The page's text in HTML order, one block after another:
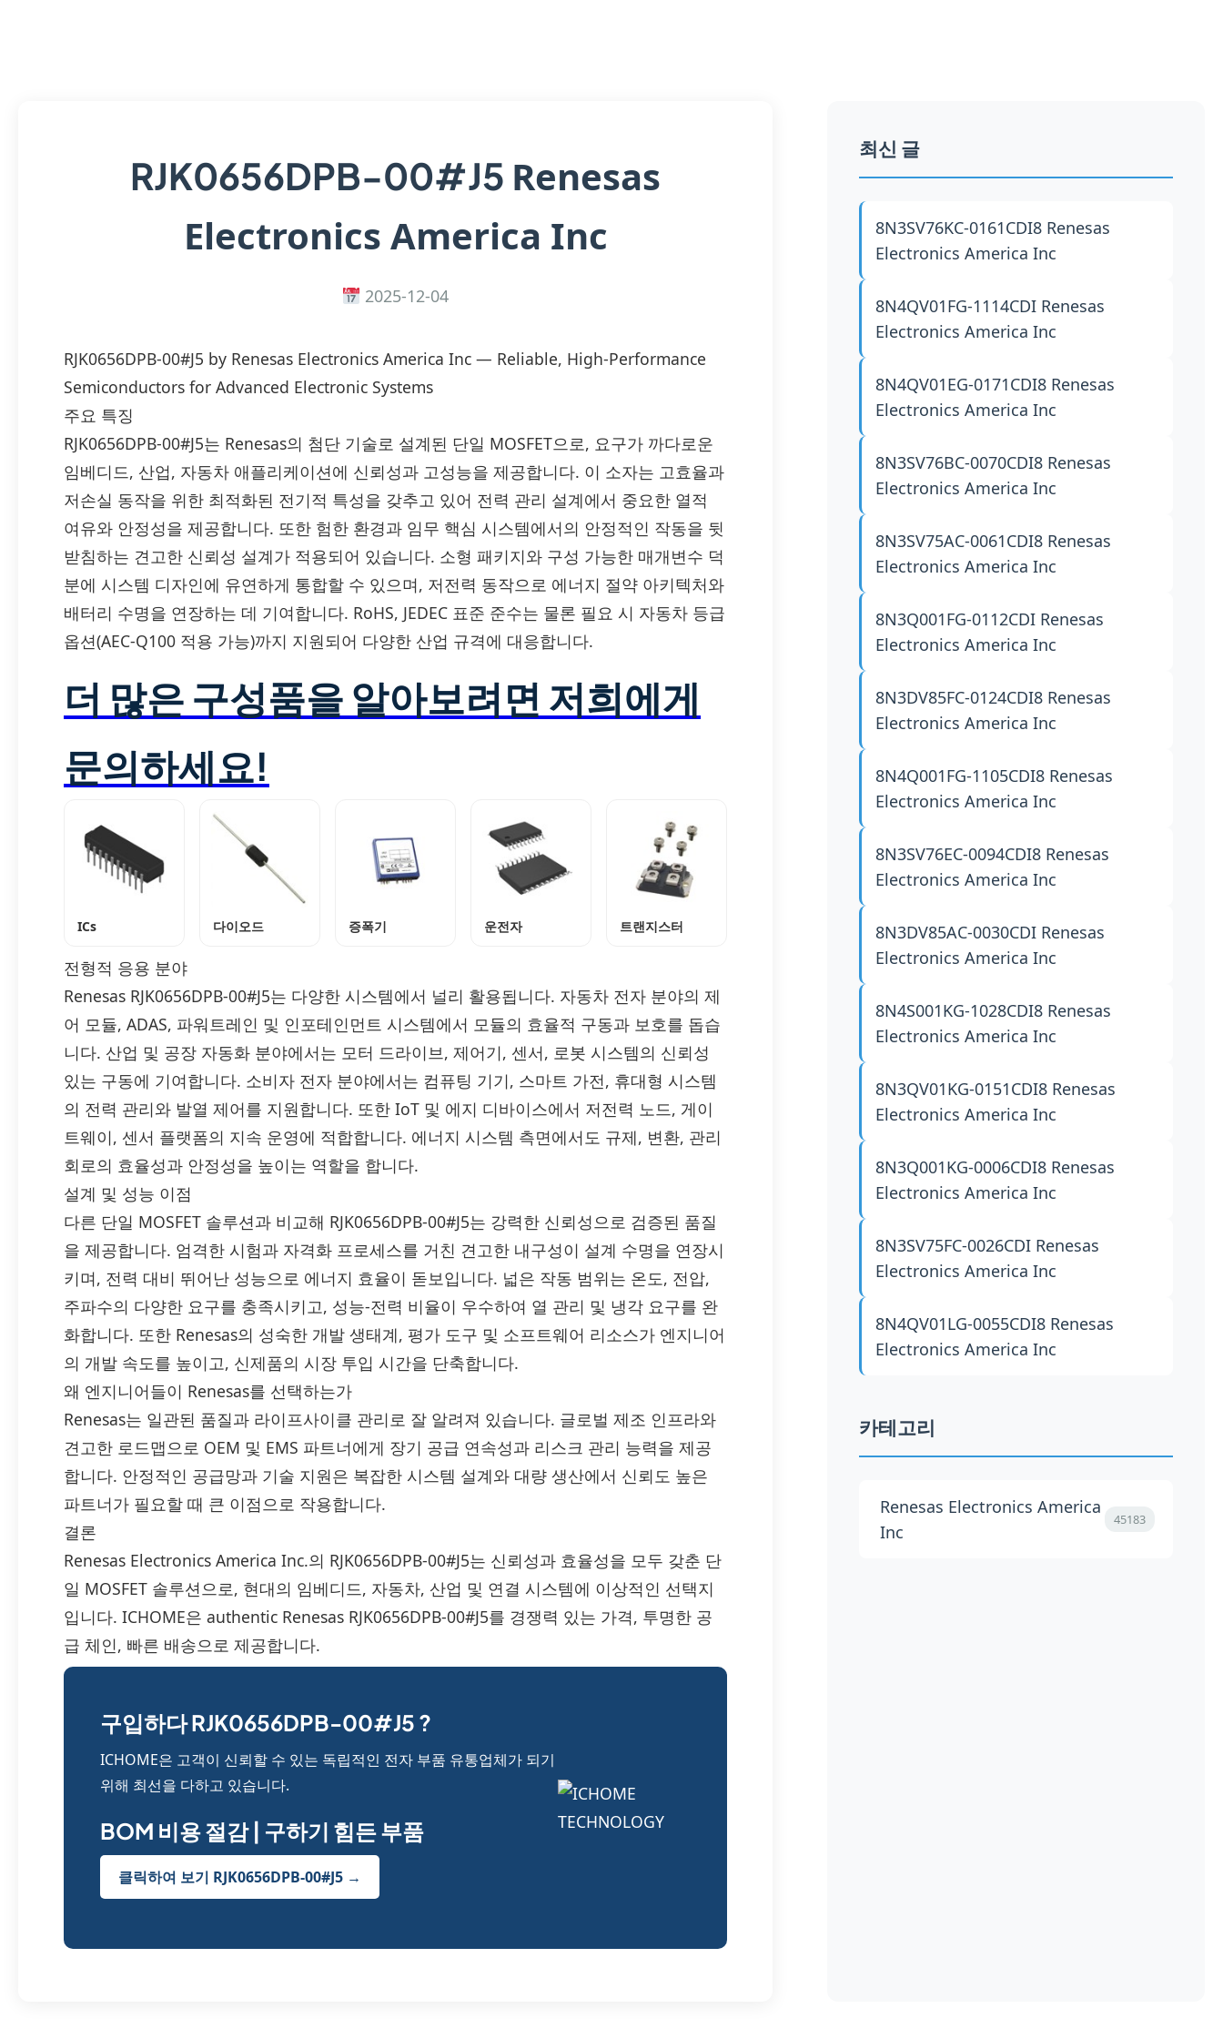
RJK0656DPB-00#J5 Renesas
Electronics America Inc
2025-12-04
RJK0656DPB-00#J5 by Renesas Electronics America Inc — Reliable, High-Performance
Semiconductors for Advanced Electronic Systems
주요 특징
RJK0656DPB-00#J5는 Renesas의 첨단 기술로 설계된 단일 MOSFET으로, 요구가 까다로운
임베디드, 산업, 자동차 애플리케이션에 신뢰성과 고성능을 제공합니다. 이 소자는 고효율과
저손실 동작을 위한 최적화된 전기적 특성을 갖추고 있어 전력 관리 설계에서 중요한 열적
여유와 안정성을 제공합니다. 또한 험한 환경과 임무 핵심 시스템에서의 안정적인 작동을 뒷
받침하는 견고한 신뢰성 설계가 적용되어 있습니다. 소형 패키지와 구성 가능한 매개변수 덕
분에 시스템 디자인에 유연하게 통합할 수 있으며, 저전력 동작으로 에너지 절약 아키텍처와
배터리 수명을 연장하는 데 기여합니다. RoHS, JEDEC 표준 준수는 물론 필요 시 자동차 등급
옵션(AEC-Q100 적용 가능)까지 지원되어 다양한 산업 규격에 대응합니다.
더 많은 구성품을 알아보려면 저희에게
문의하세요!
ICs 다이오드 증폭기 운전자 트랜지스터
전형적 응용 분야
Renesas RJK0656DPB-00#J5는 다양한 시스템에서 널리 활용됩니다. 자동차 전자 분야의 제
어 모듈, ADAS, 파워트레인 및 인포테인먼트 시스템에서 모듈의 효율적 구동과 보호를 돕습
니다. 산업 및 공장 자동화 분야에서는 모터 드라이브, 제어기, 센서, 로봇 시스템의 신뢰성
있는 구동에 기여합니다. 소비자 전자 분야에서는 컴퓨팅 기기, 스마트 가전, 휴대형 시스템
의 전력 관리와 발열 제어를 지원합니다. 또한 IoT 및 에지 디바이스에서 저전력 노드, 게이
트웨이, 센서 플랫폼의 지속 운영에 적합합니다. 에너지 시스템 측면에서도 규제, 변환, 관리
회로의 효율성과 안정성을 높이는 역할을 합니다.
설계 및 성능 이점
다른 단일 MOSFET 솔루션과 비교해 RJK0656DPB-00#J5는 강력한 신뢰성으로 검증된 품질
을 제공합니다. 엄격한 시험과 자격화 프로세스를 거친 견고한 내구성이 설계 수명을 연장시
키며, 전력 대비 뛰어난 성능으로 에너지 효율이 돋보입니다. 넓은 작동 범위는 온도, 전압,
주파수의 다양한 요구를 충족시키고, 성능-전력 비율이 우수하여 열 관리 및 냉각 요구를 완
화합니다. 또한 Renesas의 성숙한 개발 생태계, 평가 도구 및 소프트웨어 리소스가 엔지니어
의 개발 속도를 높이고, 신제품의 시장 투입 시간을 단축합니다.
왜 엔지니어들이 Renesas를 선택하는가
Renesas는 일관된 품질과 라이프사이클 관리로 잘 알려져 있습니다. 글로벌 제조 인프라와
견고한 로드맵으로 OEM 및 EMS 파트너에게 장기 공급 연속성과 리스크 관리 능력을 제공
합니다. 안정적인 공급망과 기술 지원은 복잡한 시스템 설계와 대량 생산에서 신뢰도 높은
파트너가 필요할 때 큰 이점으로 작용합니다.
결론
Renesas Electronics America Inc.의 RJK0656DPB-00#J5는 신뢰성과 효율성을 모두 갖춘 단
일 MOSFET 솔루션으로, 현대의 임베디드, 자동차, 산업 및 연결 시스템에 이상적인 선택지
입니다. ICHOME은 authentic Renesas RJK0656DPB-00#J5를 경쟁력 있는 가격, 투명한 공
급 체인, 빠른 배송으로 제공합니다.
구입하다 RJK0656DPB-00#J5 ?
ICHOME은 고객이 신뢰할 수 있는 독립적인 전자 부품 유통업체가 되기
위해 최선을 다하고 있습니다.
BOM 비용 절감 | 구하기 힘든 부품
클릭하여 보기 RJK0656DPB-00#J5 →
최신 글
8N3SV76KC-0161CDI8 Renesas
Electronics America Inc
8N4QV01FG-1114CDI Renesas
Electronics America Inc
8N4QV01EG-0171CDI8 Renesas
Electronics America Inc
8N3SV76BC-0070CDI8 Renesas
Electronics America Inc
8N3SV75AC-0061CDI8 Renesas
Electronics America Inc
8N3Q001FG-0112CDI Renesas
Electronics America Inc
8N3DV85FC-0124CDI8 Renesas
Electronics America Inc
8N4Q001FG-1105CDI8 Renesas
Electronics America Inc
8N3SV76EC-0094CDI8 Renesas
Electronics America Inc
8N3DV85AC-0030CDI Renesas
Electronics America Inc
8N4S001KG-1028CDI8 Renesas
Electronics America Inc
8N3QV01KG-0151CDI8 Renesas
Electronics America Inc
8N3Q001KG-0006CDI8 Renesas
Electronics America Inc
8N3SV75FC-0026CDI Renesas
Electronics America Inc
8N4QV01LG-0055CDI8 Renesas
Electronics America Inc
카테고리
Renesas Electronics America
Inc
45183